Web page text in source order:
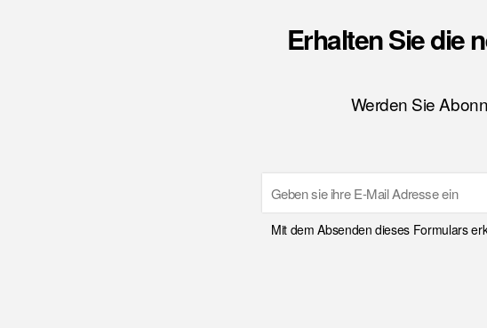
Erhalten Sie die
Werden Sie
Email
Mit dem Absenden dieses Formulars